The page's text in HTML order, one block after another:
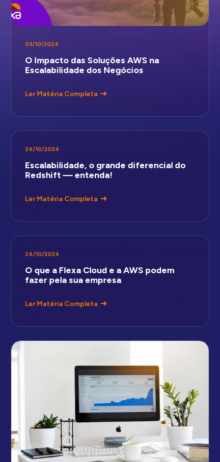
03/10/2024
O Impacto das Soluções AWS na
Escalabilidade dos Negócios
Ler Matéria Completa
24/10/2024
Escalabilidade, o grande diferencial do
Redshift — entenda!
Ler Matéria Completa
24/10/2024
O que a Flexa Cloud e a AWS podem
fazer pela sua empresa
Ler Matéria Completa